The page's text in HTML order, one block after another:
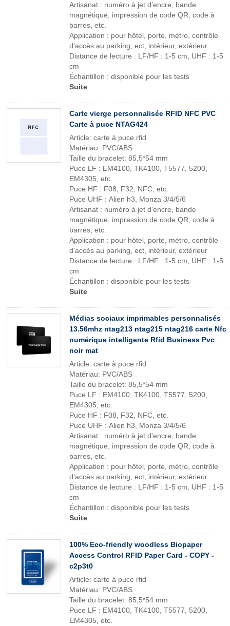
Artisanat : numéro à jet d'encre, bande
magnétique, impression de code QR, code à
barres, etc.
Application : pour hôtel, porte, métro, contrôle
d'accès au parking, ect, intérieur, extérieur
Distance de lecture : LF/HF : 1-5 cm, UHF : 1-5
cm
Échantillon : disponible pour les tests
Suite
Carte vierge personnalisée RFID NFC PVC
Carte à puce NTAG424
Article: carte à puce rfid
Matériau: PVC/ABS
Taille du bracelet: 85,5*54 mm
Puce LF : EM4100, TK4100, T5577, 5200,
EM4305, etc.
Puce HF : F08, F32, NFC, etc.
Puce UHF : Alien h3, Monza 3/4/5/6
Artisanat : numéro à jet d'encre, bande
magnétique, impression de code QR, code à
barres, etc.
Application : pour hôtel, porte, métro, contrôle
d'accès au parking, ect, intérieur, extérieur
Distance de lecture : LF/HF : 1-5 cm, UHF : 1-5
cm
Échantillon : disponible pour les tests
Suite
Médias sociaux imprimables personnalisés
13.56mhz ntag213 ntag215 ntag216 carte Nfc
numérique intelligente Rfid Business Pvc
noir mat
Article: carte à puce rfid
Matériau: PVC/ABS
Taille du bracelet: 85,5*54 mm
Puce LF : EM4100, TK4100, T5577, 5200,
EM4305, etc.
Puce HF : F08, F32, NFC, etc.
Puce UHF : Alien h3, Monza 3/4/5/6
Artisanat : numéro à jet d'encre, bande
magnétique, impression de code QR, code à
barres, etc.
Application : pour hôtel, porte, métro, contrôle
d'accès au parking, ect, intérieur, extérieur
Distance de lecture : LF/HF : 1-5 cm, UHF : 1-5
cm
Échantillon : disponible pour les tests
Suite
100% Eco-friendly woodless Biopaper
Access Control RFID Paper Card - COPY -
c2p3t0
Article: carte à puce rfid
Matériau: PVC/ABS
Taille du bracelet: 85,5*54 mm
Puce LF : EM4100, TK4100, T5577, 5200,
EM4305, etc.